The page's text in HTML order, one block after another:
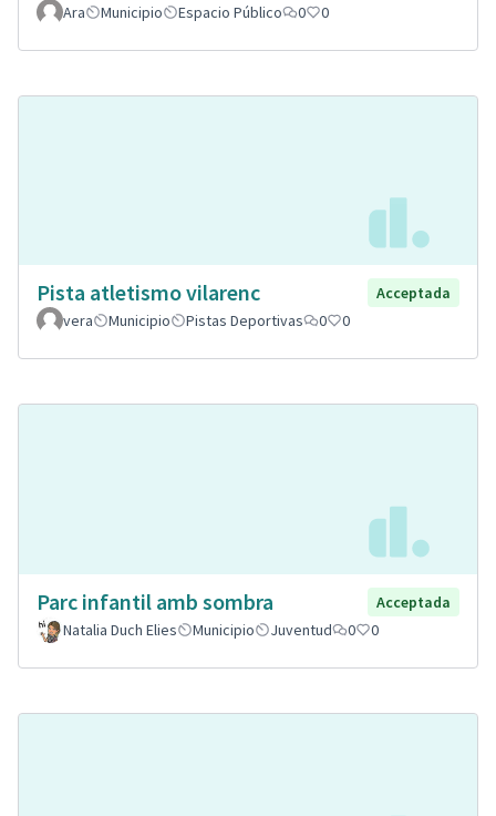
Ara Municipio Espacio Público 0 0
Pista atletismo vilarenc
Acceptada
vera
Municipio Pistas Deportivas 0 0
Parc infantil amb sombra
Acceptada
Natalia Duch Elies
Municipio Juventud 0 0